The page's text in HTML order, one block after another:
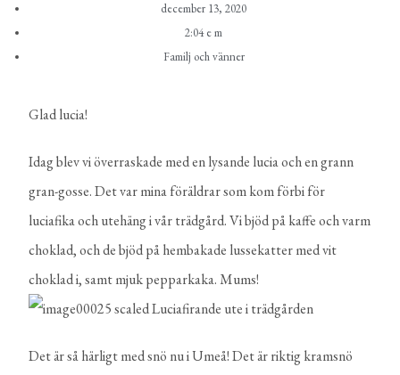
december 13, 2020
2:04 e m
Familj och vänner
Glad lucia!
Idag blev vi överraskade med en lysande lucia och en grann
gran-gosse. Det var mina föräldrar som kom förbi för
luciafika och utehäng i vår trädgård. Vi bjöd på kaffe och varm
choklad, och de bjöd på hembakade lussekatter med vit
choklad i, samt mjuk pepparkaka. Mums!
Det är så härligt med snö nu i Umeå! Det är riktig kramsnö